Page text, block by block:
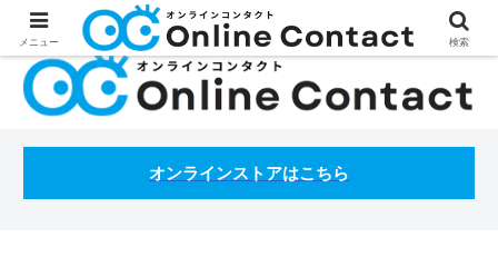
処方箋不要のコンタクトレンズ通販オンラインコンタクトBLOG
オンラインストアはこちら
メニュー 検索